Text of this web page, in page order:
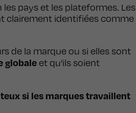
les pays et les plateformes. Les
clairement identifiées comme
de la marque ou si elles sont
globaleet qu'ils soient
si les marques travaillent